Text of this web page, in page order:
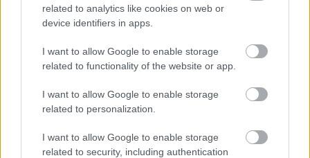
related to analytics like cookies on web or
device identifiers in apps.
I want to allow Google to enable storage
related to functionality of the website or app.
I want to allow Google to enable storage
related to personalization.
I want to allow Google to enable storage
related to security, including authentication